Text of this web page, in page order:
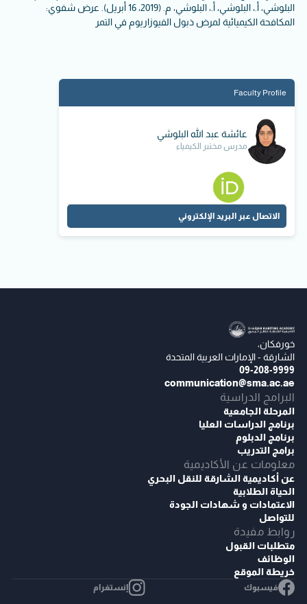
البلوشي، أ.، البلوشي، أ.، البلوشي، م. (2019، 16 أبريل). عرض شفوي:
المكافحة الكيميائية لمرض ذبول الفيوزاريوم في التمر
Faculty Profile
عائشة عبد الله البلوشي
مدرس مختبر الكيمياء
الاتصال عبر البريد الإلكتروني
خورفكان،
الشارقة - الإمارات العربية المتحدة
09-208-9999
communication@sma.ac.ae
البرامج الدراسية
المرحلة الجامعية
برنامج الدراسات العليا
برنامج الدبلوم
برامج التدريب
معلومات عن الأكاديمية
عن أكاديمية الشارقة للنقل البحري
الحياة الطلابية
الاعتمادات و شهادات الجودة
للتواصل
روابط مفيدة
متطلبات القبول
الوظائف
خريطة الموقع
فيسبوك إنستغرام